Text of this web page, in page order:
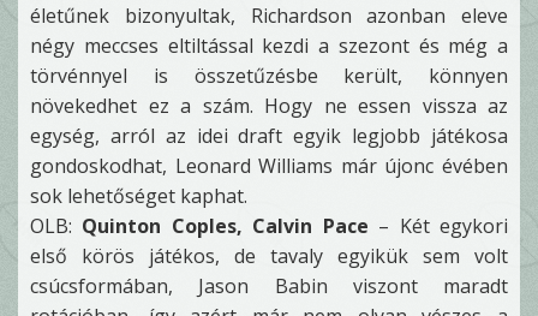
életűnek bizonyultak, Richardson azonban eleve
négy meccses eltiltással kezdi a szezont és még a
törvénnyel is összetűzésbe került, könnyen
növekedhet ez a szám. Hogy ne essen vissza az
egység, arról az idei draft egyik legjobb játékosa
gondoskodhat, Leonard Williams már újonc évében
sok lehetőséget kaphat.
OLB: Quinton Coples, Calvin Pace – Két egykori
első körös játékos, de tavaly egyikük sem volt
csúcsformában, Jason Babin viszont maradt